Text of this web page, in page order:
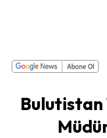
Bulutistan